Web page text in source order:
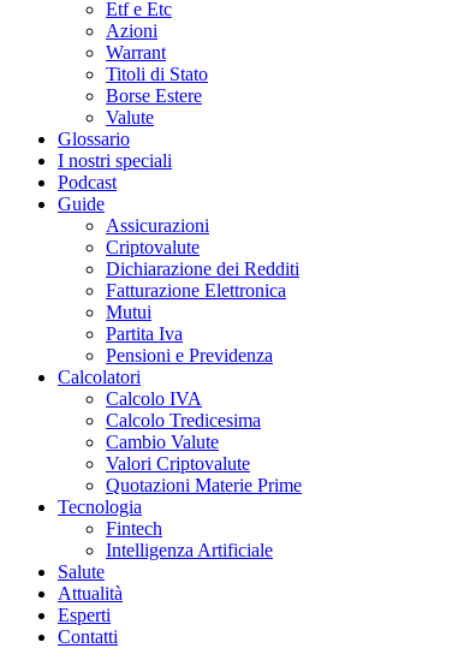
Etf e Etc
Azioni
Warrant
Titoli di Stato
Borse Estere
Valute
Glossario
I nostri speciali
Podcast
Guide
Assicurazioni
Criptovalute
Dichiarazione dei Redditi
Fatturazione Elettronica
Mutui
Partita Iva
Pensioni e Previdenza
Calcolatori
Calcolo IVA
Calcolo Tredicesima
Cambio Valute
Valori Criptovalute
Quotazioni Materie Prime
Tecnologia
Fintech
Intelligenza Artificiale
Salute
Attualità
Esperti
Contatti